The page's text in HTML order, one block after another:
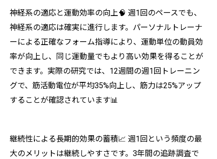
神経系の適応と運動効率の向上🧠 週1回のペースでも、
神経系の適応は確実に進行します。パーソナルトレーナ
ーによる正確なフォーム指導により、運動単位の動員効
率が向上し、同じ運動量でもより高い効果を得ることが
できます。実際の研究では、12週間の週1回トレーニン
グで、筋活動電位が平均35%向上し、筋力は25%アップ
することが確認されています📊
継続性による長期的効果の蓄積📈 週1回という頻度の最
大のメリットは継続しやすさです。3年間の追跡調査で